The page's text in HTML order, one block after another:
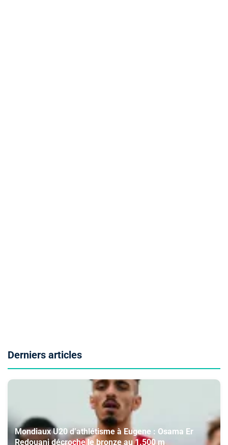
Derniers articles
Mondiaux U20 d’athlétisme à Eugene : Osama Er
Redouani décroche le bronze au 1.500 m